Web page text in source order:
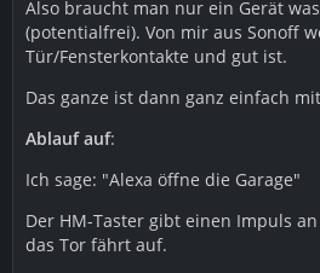
Also braucht man nur ein Gerät
(potentialfrei). Von mir aus Sonoff
Tür/Fensterkontakte und gut ist.
Das ganze ist dann ganz einfach
Ablauf auf:
Ich sage: "Alexa öffne die Garage"
Der HM-Taster gibt einen Impuls
das Tor fährt auf.